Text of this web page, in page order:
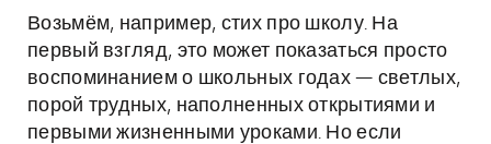
Возьмём, например, стих про школу. На
первый взгляд, это может показаться просто
воспоминанием о школьных годах — светлых,
порой трудных, наполненных открытиями и
первыми жизненными уроками. Но если